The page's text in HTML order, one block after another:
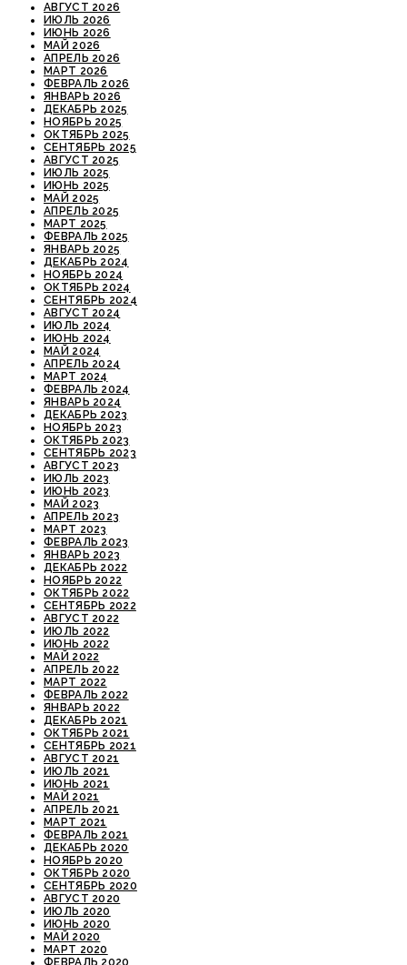
АВГУСТ 2026
ИЮЛЬ 2026
ИЮНЬ 2026
МАЙ 2026
АПРЕЛЬ 2026
МАРТ 2026
ФЕВРАЛЬ 2026
ЯНВАРЬ 2026
ДЕКАБРЬ 2025
НОЯБРЬ 2025
ОКТЯБРЬ 2025
СЕНТЯБРЬ 2025
АВГУСТ 2025
ИЮЛЬ 2025
ИЮНЬ 2025
МАЙ 2025
АПРЕЛЬ 2025
МАРТ 2025
ФЕВРАЛЬ 2025
ЯНВАРЬ 2025
ДЕКАБРЬ 2024
НОЯБРЬ 2024
ОКТЯБРЬ 2024
СЕНТЯБРЬ 2024
АВГУСТ 2024
ИЮЛЬ 2024
ИЮНЬ 2024
МАЙ 2024
АПРЕЛЬ 2024
МАРТ 2024
ФЕВРАЛЬ 2024
ЯНВАРЬ 2024
ДЕКАБРЬ 2023
НОЯБРЬ 2023
ОКТЯБРЬ 2023
СЕНТЯБРЬ 2023
АВГУСТ 2023
ИЮЛЬ 2023
ИЮНЬ 2023
МАЙ 2023
АПРЕЛЬ 2023
МАРТ 2023
ФЕВРАЛЬ 2023
ЯНВАРЬ 2023
ДЕКАБРЬ 2022
НОЯБРЬ 2022
ОКТЯБРЬ 2022
СЕНТЯБРЬ 2022
АВГУСТ 2022
ИЮЛЬ 2022
ИЮНЬ 2022
МАЙ 2022
АПРЕЛЬ 2022
МАРТ 2022
ФЕВРАЛЬ 2022
ЯНВАРЬ 2022
ДЕКАБРЬ 2021
ОКТЯБРЬ 2021
СЕНТЯБРЬ 2021
АВГУСТ 2021
ИЮЛЬ 2021
ИЮНЬ 2021
МАЙ 2021
АПРЕЛЬ 2021
МАРТ 2021
ФЕВРАЛЬ 2021
ДЕКАБРЬ 2020
НОЯБРЬ 2020
ОКТЯБРЬ 2020
СЕНТЯБРЬ 2020
АВГУСТ 2020
ИЮЛЬ 2020
ИЮНЬ 2020
МАЙ 2020
МАРТ 2020
ФЕВРАЛЬ 2020